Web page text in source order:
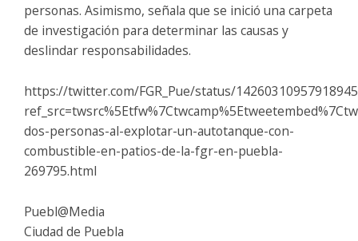
personas. Asimismo, señala que se inició una carpeta
de investigación para determinar las causas y
deslindar responsabilidades.
https://twitter.com/FGR_Pue/status/
dos-personas-al-explotar-un-autotanque-con-
combustible-en-patios-de-la-fgr-en-puebla-
269795.html
Puebl@Media
Ciudad de Puebla